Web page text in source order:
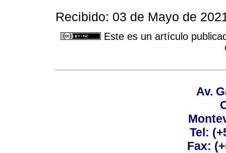
Recibido: 03 de Mayo de
Este es un artículo
Av.
Tel:
Fax: